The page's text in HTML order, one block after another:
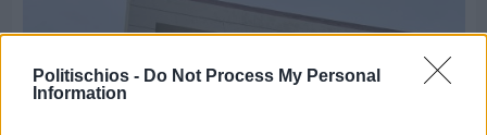
Politischios - Do Not Process My Personal
Information